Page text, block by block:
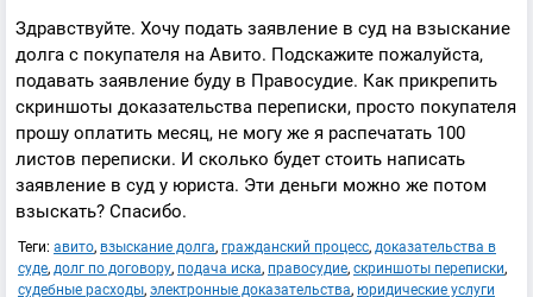
Здравствуйте. Хочу подать заявление в суд на взыскание
долга с покупателя на Авито. Подскажите пожалуйста,
подавать заявление буду в Правосудие. Как прикрепить
скриншоты доказательства переписки, просто покупателя
прошу оплатить месяц, не могу же я распечатать 100
листов переписки. И сколько будет стоить написать
заявление в суд у юриста. Эти деньги можно же потом
взыскать? Спасибо.
Теги: авито, взыскание долга, гражданский процесс, доказательства в
суде, долг по договору, подача иска, правосудие, скриншоты переписки,
судебные расходы, электронные доказательства, юридические услуги